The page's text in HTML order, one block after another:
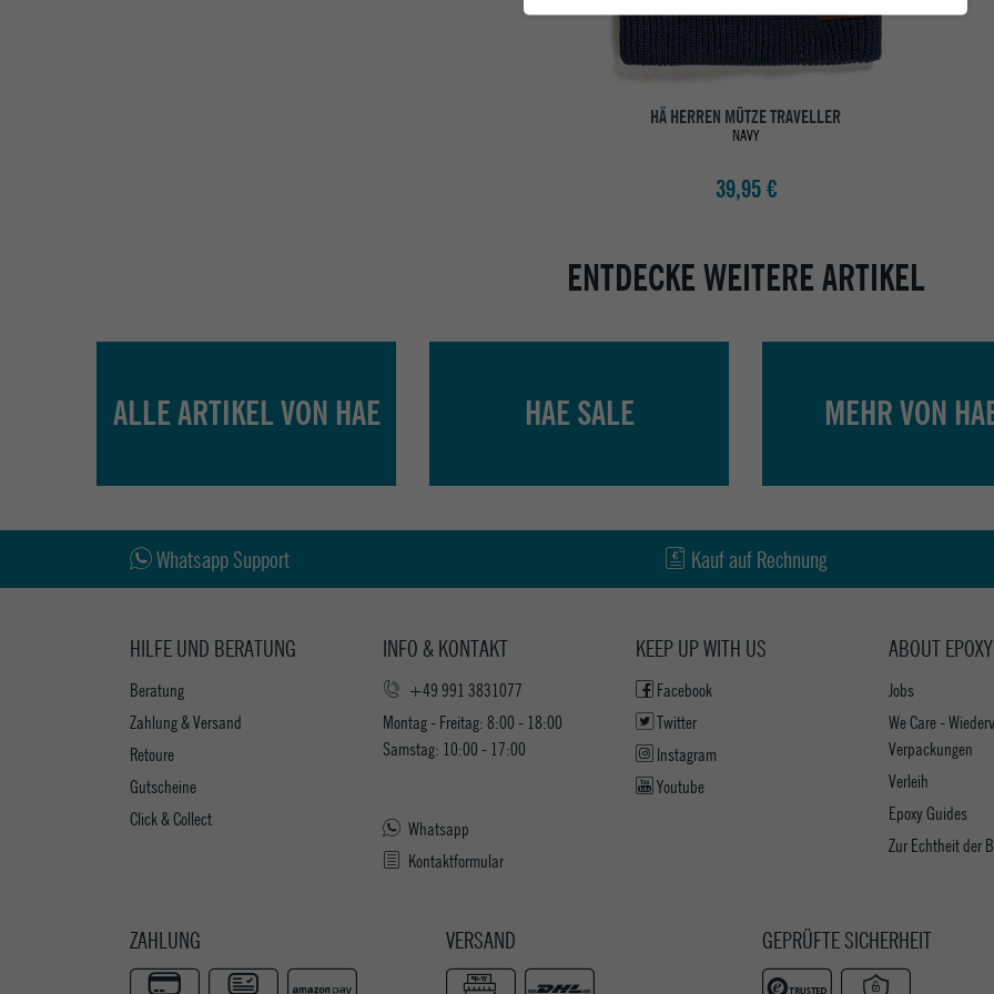
HÄ HERREN MÜTZE TRAVELLER
NAVY
39,95 €
ENTDECKE WEITERE ARTIKEL
ALLE ARTIKEL VON HAE HAE SALE MEHR VON
Whatsapp Support Kauf auf Rechnung
HILFE UND BERATUNG
Beratung
Zahlung & Versand
Retoure
Gutscheine
Click & Collect
INFO & KONTAKT
+49 991 3831077
Montag - Freitag: 8:00 - 18:00
Samstag: 10:00 - 17:00
Whatsapp
Kontaktformular
ABOUT EPOXY
Jobs
We Care -
Verpackungen
Verleih
Epoxy Guides
Zur Echtheit der
KEEP UP WITH US
Facebook
Twitter
Instagram
Youtube
ZAHLUNG VERSAND GEPRÜFTE SICHERHEIT